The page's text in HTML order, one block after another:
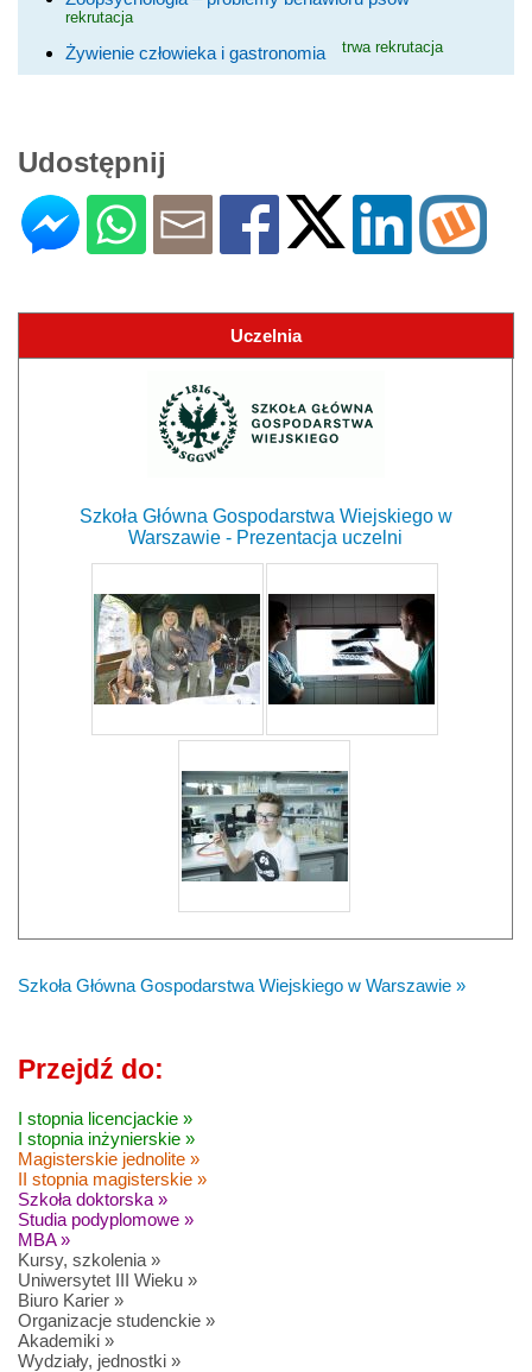
rekrutacja
Żywienie człowieka i gastronomia trwa rekrutacja
Udostępnij
Uczelnia
Szkoła Główna Gospodarstwa Wiejskiego w
Warszawie - Prezentacja uczelni
Szkoła Główna Gospodarstwa Wiejskiego w Warszawie »
Przejdź do:
I stopnia licencjackie »
I stopnia inżynierskie »
Magisterskie jednolite »
II stopnia magisterskie »
Szkoła doktorska »
Studia podyplomowe »
MBA »
Kursy, szkolenia »
Uniwersytet III Wieku »
Biuro Karier »
Organizacje studenckie »
Akademiki »
Wydziały, jednostki »